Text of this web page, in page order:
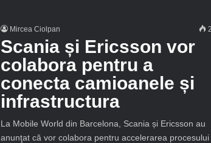
Mircea Ciolpan
Scania și Ericsson vor
colabora pentru a
conecta camioanele și
infrastructura
La Mobile World din Barcelona, Scania și Ericsson au
anunţat că vor colabora pentru accelerarea procesului